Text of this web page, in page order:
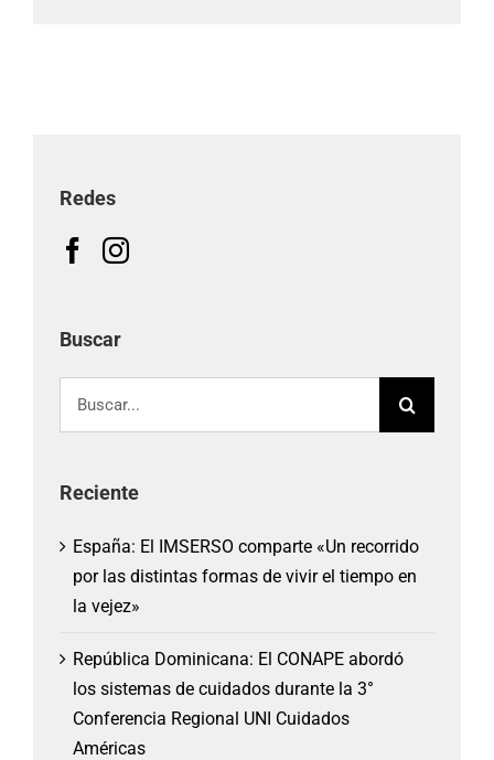
Redes
Buscar
Reciente
España: El IMSERSO comparte «Un recorrido
por las distintas formas de vivir el tiempo en
la vejez»
República Dominicana: El CONAPE abordó
los sistemas de cuidados durante la 3°
Conferencia Regional UNI Cuidados
Américas